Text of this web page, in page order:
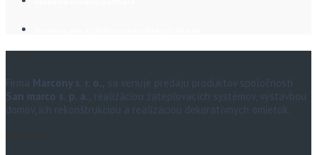
Firma Marcony s. r. o., sa venuje predaju produktov spoločnosti
San marco s. p. a., realizáciou zatepľovacích systémov, výstavbou
domov, ich rekonštrukciou a realizáciou dekoratívnych omietok.